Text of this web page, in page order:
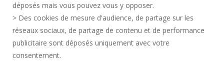
DOY MI OPINIÓN
ACCESIBILIDAD: NO CONFORME
GESTIÓN DE COOKIES
déposés mais vous pouvez vous y opposer.
> Des cookies de mesure d'audience, de partage sur les
réseaux sociaux, de partage de contenu et de performance
publicitaire sont déposés uniquement avec votre
consentement.